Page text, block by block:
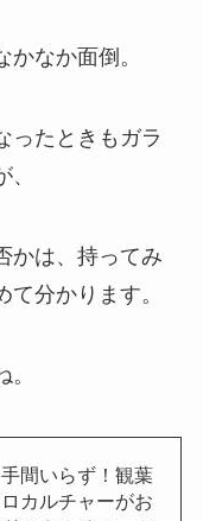
なか面倒。
ったときもガラ
かは、持ってみ
分かります。
間いらず！観葉
カルチャーがお